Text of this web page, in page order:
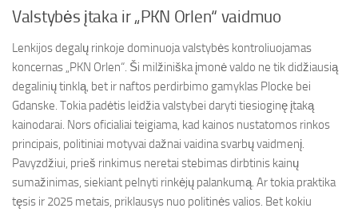
Valstybės įtaka ir „PKN Orlen“ vaidmuo
Lenkijos degalų rinkoje dominuoja valstybės kontroliuojamas
koncernas „PKN Orlen“. Ši milžiniška įmonė valdo ne tik didžiausią
degalinių tinklą, bet ir naftos perdirbimo gamyklas Plocke bei
Gdanske. Tokia padėtis leidžia valstybei daryti tiesioginę įtaką
kainodarai. Nors oficialiai teigiama, kad kainos nustatomos rinkos
principais, politiniai motyvai dažnai vaidina svarbų vaidmenį.
Pavyzdžiui, prieš rinkimus neretai stebimas dirbtinis kainų
sumažinimas, siekiant pelnyti rinkėjų palankumą. Ar tokia praktika
tęsis ir 2025 metais, priklausys nuo politinės valios. Bet kokiu